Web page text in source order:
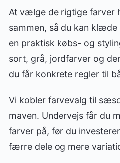
At vælge de rigtige farver
sammen, så du kan
en praktisk købs- og
sort, grå, jordfarver og
du får konkrete regler til
Vi kobler farvevalg til
maven. Undervejs får du
farver på, før du
færre dele og mere